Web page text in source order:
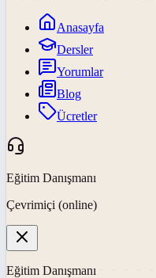
Anasayfa
Dersler
Yorumlar
Blog
Ücretler
Eğitim Danışmanı
Çevrimiçi (online)
Eğitim Danışmanı